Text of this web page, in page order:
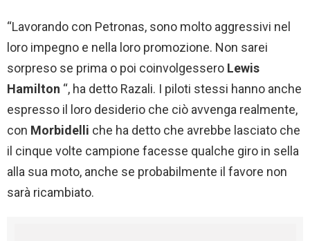
“Lavorando con Petronas, sono molto aggressivi nel
loro impegno e nella loro promozione. Non sarei
sorpreso se prima o poi coinvolgessero Lewis
Hamilton “, ha detto Razali. I piloti stessi hanno anche
espresso il loro desiderio che ciò avvenga realmente,
con Morbidelli che ha detto che avrebbe lasciato che
il cinque volte campione facesse qualche giro in sella
alla sua moto, anche se probabilmente il favore non
sarà ricambiato.